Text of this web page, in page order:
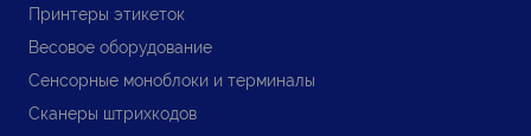
Принтеры этикеток
Весовое оборудование
Сенсорные моноблоки и терминалы
Сканеры штрихкодов